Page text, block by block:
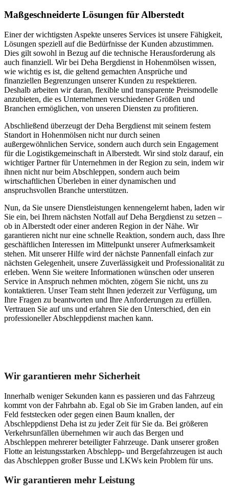
Maßgeschneiderte Lösungen für Alberstedt
Einer der wichtigsten Aspekte unseres Services ist unsere Fähigkeit,
Lösungen speziell auf die Bedürfnisse der Kunden abzustimmen.
Dies gilt sowohl in Bezug auf die technische Herausforderung als
auch finanziell. Wir bei Deha Bergdienst in Hohenmölsen wissen,
wie wichtig es ist, die geltend gemachten Ansprüche und
finanziellen Begrenzungen unserer Kunden zu respektieren.
Deshalb arbeiten wir daran, flexible und transparente Preismodelle
anzubieten, die es Unternehmen verschiedener Größen und
Branchen ermöglichen, von unseren Diensten zu profitieren.
Abschließend überzeugt der Deha Bergdienst mit seinem festem
Standort in Hohenmölsen nicht nur durch seinen
außergewöhnlichen Service, sondern auch durch sein Engagement
für die Logistikgemeinschaft in Alberstedt. Wir sind stolz darauf, ein
wichtiger Partner für Unternehmen in der Region zu sein, indem wir
ihnen nicht nur beim Abschleppen, sondern auch beim
wirtschaftlichen Überleben in einer dynamischen und
anspruchsvollen Branche unterstützen.
Nun, da Sie unsere Dienstleistungen kennengelernt haben, laden wir
Sie ein, bei Ihrem nächsten Notfall auf Deha Bergdienst zu setzen –
ob in Alberstedt oder einer anderen Region in der Nähe. Wir
garantieren nicht nur eine schnelle Reaktion, sondern auch, dass Ihre
geschäftlichen Interessen im Mittelpunkt unserer Aufmerksamkeit
stehen. Mit unserer Hilfe wird der nächste Pannenfall einfach zur
nächsten Gelegenheit, unsere Zuverlässigkeit und Professionalität zu
erleben. Wenn Sie weitere Informationen wünschen oder unseren
Service in Anspruch nehmen möchten, zögern Sie nicht, uns zu
kontaktieren. Unser Team steht Ihnen jederzeit zur Verfügung, um
Ihre Fragen zu beantworten und Ihre Anforderungen zu erfüllen.
Vertrauen Sie auf uns und erfahren Sie den Unterschied, den ein
professioneller Abschleppdienst machen kann.
Wir garantieren mehr Sicherheit
Innerhalb weniger Sekunden kann es passieren und das Fahrzeug
kommt von der Fahrbahn ab. Egal ob Sie im Graben landen, auf ein
Feld feststecken oder gegen einen Baum knallen, der
Abschleppdienst Deha ist zu jeder Zeit für Sie da. Bei größeren
Verkehrsunfällen übernehmen wir auch das Bergen und
Abschleppen mehrerer beteiligter Fahrzeuge. Dank unserer großen
Flotte an leistungsstarken Abschlepp- und Bergefahrzeugen ist auch
das Abschleppen großer Busse und LKWs kein Problem für uns.
Wir garantieren mehr Leistung